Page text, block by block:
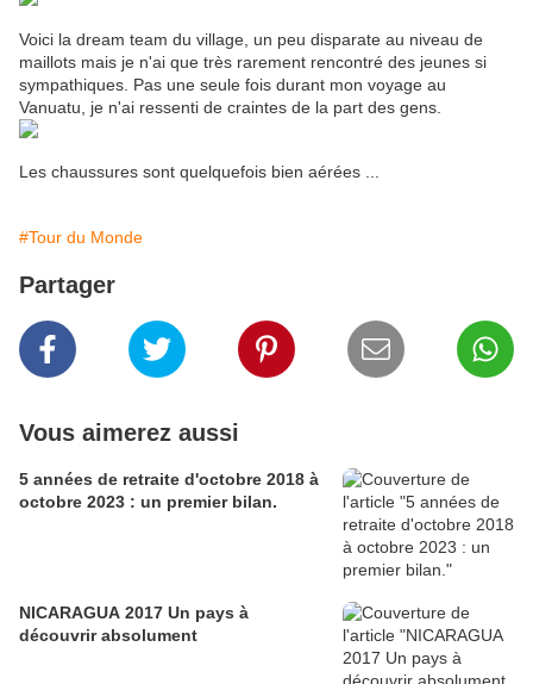
Voici la dream team du village, un peu disparate au niveau de
maillots mais je n'ai que très rarement rencontré des jeunes si
sympathiques. Pas une seule fois durant mon voyage au
Vanuatu, je n'ai ressenti de craintes de la part des gens.
Les chaussures sont quelquefois bien aérées ...
#Tour du Monde
Partager
Vous aimerez aussi
5 années de retraite d'octobre 2018 à
octobre 2023 : un premier bilan.
NICARAGUA 2017 Un pays à
découvrir absolument